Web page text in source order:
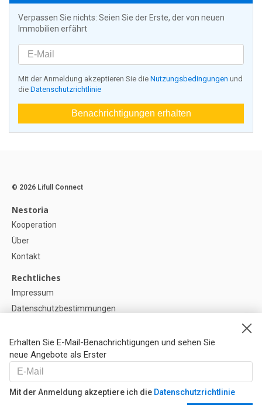
Verpassen Sie nichts: Seien Sie der Erste, der von neuen
Immobilien erfährt
Mit der Anmeldung akzeptieren Sie die Nutzungsbedingungen und
die Datenschutzrichtlinie
Benachrichtigungen erhalten
Erhalten Sie E-Mail-Benachrichtigungen und sehen Sie
neue Angebote als Erster
Mit der Anmeldung akzeptiere ich die Datenschutzrichtlinie
© 2026 Lifull Connect
Nestoria
Kooperation
Über
Kontakt
Rechtliches
Impressum
Datenschutzbestimmungen
Cookie-Einstellunge
Hilfe
FAQ
Unsere Partner